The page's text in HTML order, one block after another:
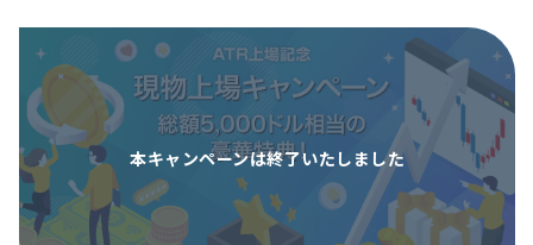
を獲得頂けます。
本キャンペーンは終了いたしました